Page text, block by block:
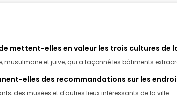
mettent-elles en valeur les trois cultures de
et juive, qui a façonné les bâtiments
elles des recommandations sur les
des musées et d'autres lieux intéressants de la ville.